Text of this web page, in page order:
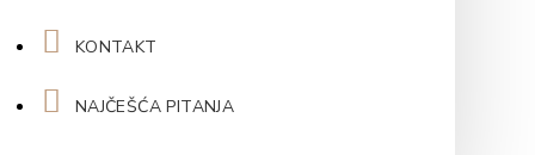
KONTAKT
NAJČEŠĆA PITANJA